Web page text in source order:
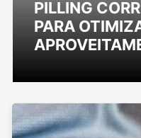
PILLING
PARA